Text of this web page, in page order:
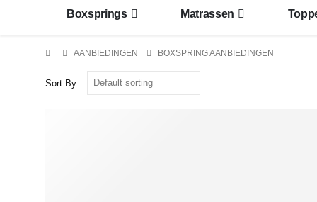
Boxsprings Matrassen
AANBIEDINGEN BOXSPRING AANBIEDINGEN
Sort By: